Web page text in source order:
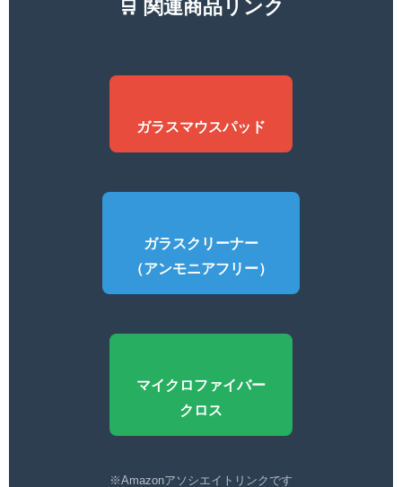
🛒 関連商品リンク
ガラスマウスパッド
ガラスクリーナー
（アンモニアフリー）
マイクロファイバー
クロス
※Amazonアソシエイトリンクです